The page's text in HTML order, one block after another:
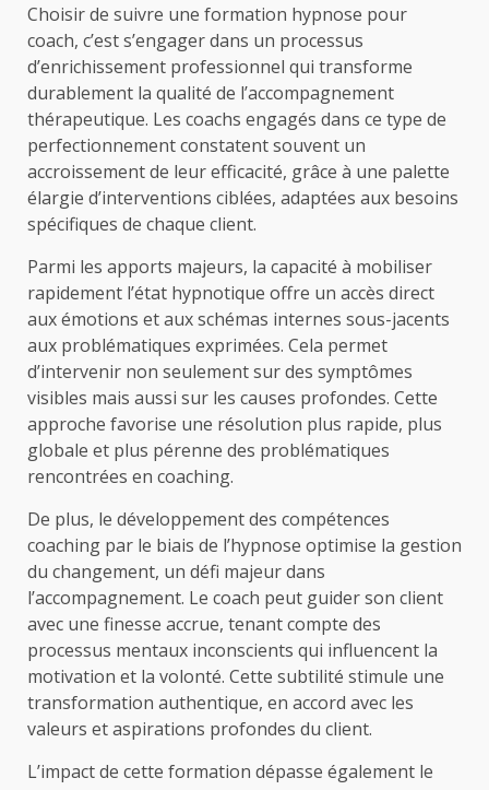
Choisir de suivre une formation hypnose pour
coach, c’est s’engager dans un processus
d’enrichissement professionnel qui transforme
durablement la qualité de l’accompagnement
thérapeutique. Les coachs engagés dans ce type de
perfectionnement constatent souvent un
accroissement de leur efficacité, grâce à une palette
élargie d’interventions ciblées, adaptées aux besoins
spécifiques de chaque client.
Parmi les apports majeurs, la capacité à mobiliser
rapidement l’état hypnotique offre un accès direct
aux émotions et aux schémas internes sous-jacents
aux problématiques exprimées. Cela permet
d’intervenir non seulement sur des symptômes
visibles mais aussi sur les causes profondes. Cette
approche favorise une résolution plus rapide, plus
globale et plus pérenne des problématiques
rencontrées en coaching.
De plus, le développement des compétences
coaching par le biais de l’hypnose optimise la gestion
du changement, un défi majeur dans
l’accompagnement. Le coach peut guider son client
avec une finesse accrue, tenant compte des
processus mentaux inconscients qui influencent la
motivation et la volonté. Cette subtilité stimule une
transformation authentique, en accord avec les
valeurs et aspirations profondes du client.
L’impact de cette formation dépasse également le